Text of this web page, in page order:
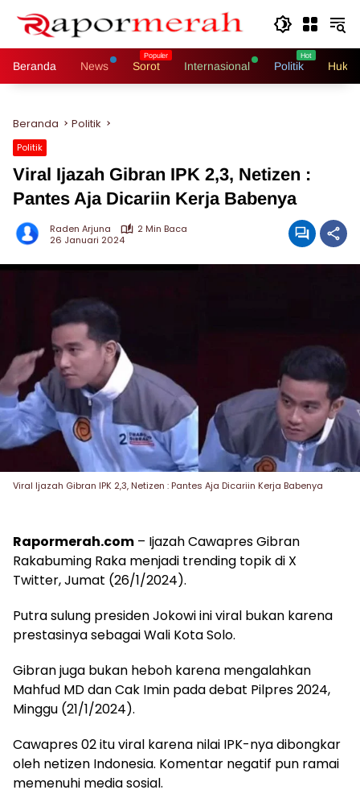
Beranda News Sorot Internasional Politik
Beranda Politik
Politik
Viral Ijazah Gibran IPK 2,3, Netizen :
Pantes Aja Dicariin Kerja Babenya
Raden Arjuna
2 Min Baca
26 Januari 2024
Viral Ijazah Gibran IPK 2,3, Netizen : Pantes Aja Dicariin Kerja Babenya
Rapormerah.com – Ijazah Cawapres Gibran
Rakabuming Raka menjadi trending topik di X
Twitter, Jumat (26/1/2024).
Putra sulung presiden Jokowi ini viral bukan karena
prestasinya sebagai Wali Kota Solo.
Gibran juga bukan heboh karena mengalahkan
Mahfud MD dan Cak Imin pada debat Pilpres 2024,
Minggu (21/1/2024).
Cawapres 02 itu viral karena nilai IPK-nya dibongkar
oleh netizen Indonesia. Komentar negatif pun ramai
memenuhi media sosial.